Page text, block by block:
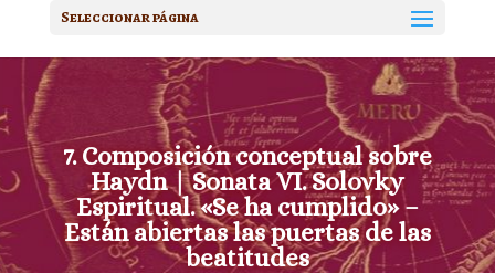
Seleccionar página
7. Composición conceptual sobre
Haydn | Sonata VI. Solovky
Espiritual. «Se ha cumplido» –
Están abiertas las puertas de las
beatitudes